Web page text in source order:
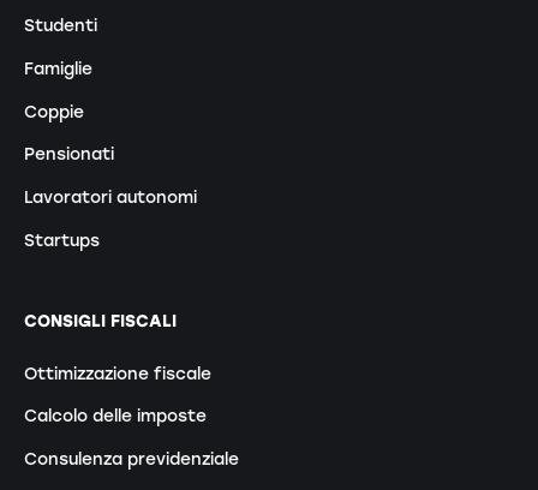
Studenti
Famiglie
Coppie
Pensionati
Lavoratori autonomi
Startups
CONSIGLI FISCALI
Ottimizzazione fiscale
Calcolo delle imposte
Consulenza previdenziale